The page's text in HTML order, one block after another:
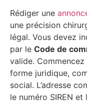
Rédiger une
une précision
légal. Vous devez
par le Code de
valide.
forme juridique,
social. L’adresse
le numéro SIREN